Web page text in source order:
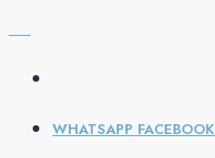
WHATSAPP FACEBOOK